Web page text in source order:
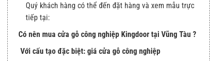
Quý khách hàng có thể đến đặt hàng và xem mẫu trực
tiếp tại:
Có nên mua cửa gỗ công nghiệp Kingdoor tại Vũng Tàu ?
Với cấu tạo đặc biệt: giá cửa gỗ công nghiệp